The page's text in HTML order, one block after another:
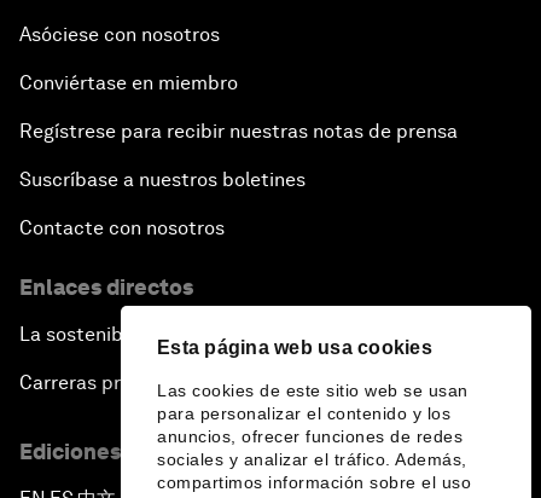
Esta página web usa cookies
Las cookies de este sitio web se usan
para personalizar el contenido y los
anuncios, ofrecer funciones de redes
sociales y analizar el tráfico. Además,
compartimos información sobre el uso
Asóciese con nosotros
Conviértase en miembro
Regístrese para recibir nuestras notas de prensa
Suscríbase a nuestros boletines
Contacte con nosotros
Enlaces directos
La sostenibilidad en el Foro
Carreras profesionales
Ediciones en otros idiomas